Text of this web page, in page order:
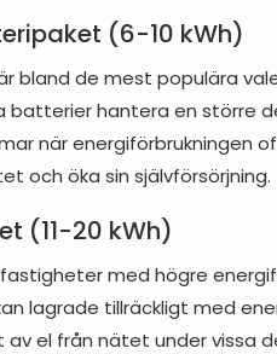
(6-10 kWh)
bland de mest populära
batterier hantera en större
när energiförbrukningen
och öka sin självförsörjning.
(11-20 kWh)
med högre
lagrade tillräckligt med
el från nätet under vissa